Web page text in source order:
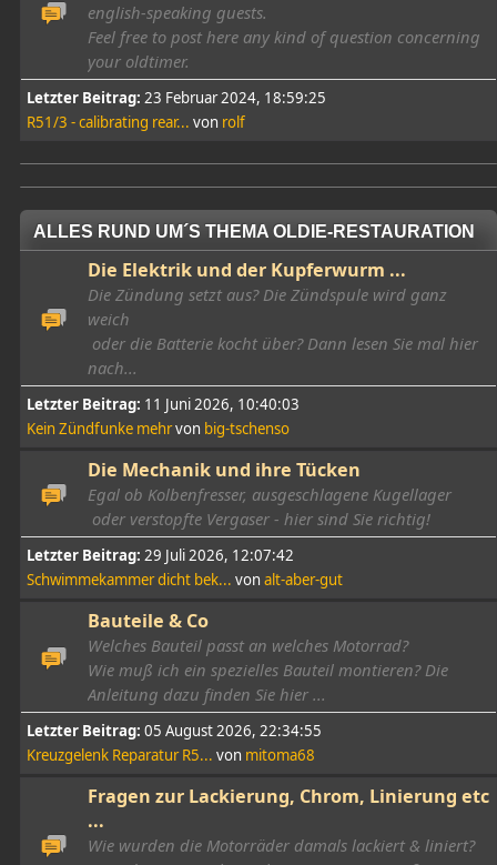
english-speaking guests.
Feel free to post here any kind of question concerning
your oldtimer.
Letzter Beitrag: 23 Februar 2024, 18:59:25
R51/3 - calibrating rear... von rolf
ALLES RUND UM´S THEMA OLDIE-RESTAURATION
Die Elektrik und der Kupferwurm ...
Die Zündung setzt aus? Die Zündspule wird ganz
weich
oder die Batterie kocht über? Dann lesen Sie mal hier
nach...
Letzter Beitrag: 11 Juni 2026, 10:40:03
Kein Zündfunke mehrvon big-tschenso
Die Mechanik und ihre Tücken
Egal ob Kolbenfresser, ausgeschlagene Kugellager
oder verstopfte Vergaser - hier sind Sie richtig!
Letzter Beitrag: 29 Juli 2026, 12:07:42
Schwimmekammer dicht bek... von alt-aber-gut
Bauteile & Co
Welches Bauteil passt an welches Motorrad?
Wie muß ich ein spezielles Bauteil montieren? Die
Anleitung dazu finden Sie hier ...
Letzter Beitrag: 05 August 2026, 22:34:55
Kreuzgelenk Reparatur R5... von mitoma68
Fragen zur Lackierung, Chrom, Linierung etc
...
Wie wurden die Motorräder damals lackiert & liniert?